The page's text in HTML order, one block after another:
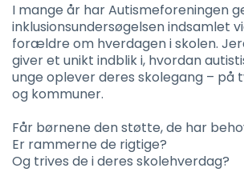
I mange år har Autismeforeningen
inklusionsundersøgelsen indsamlet
forældre om hverdagen i skolen.
giver et unikt indblik i, hvordan
unge oplever deres skolegang –
og kommuner.
Får børnene den støtte, de har
Er rammerne de rigtige?
Og trives de i deres skolehverdag?